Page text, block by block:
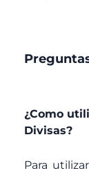
¿Como
Divisas?
Para